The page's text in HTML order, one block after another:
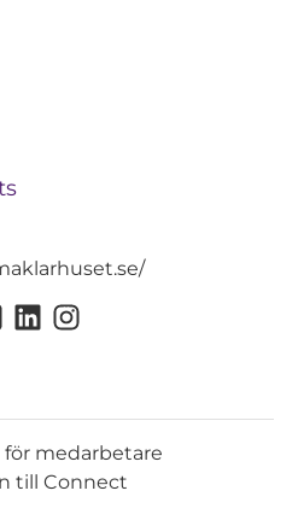
medarbetare
till Connect